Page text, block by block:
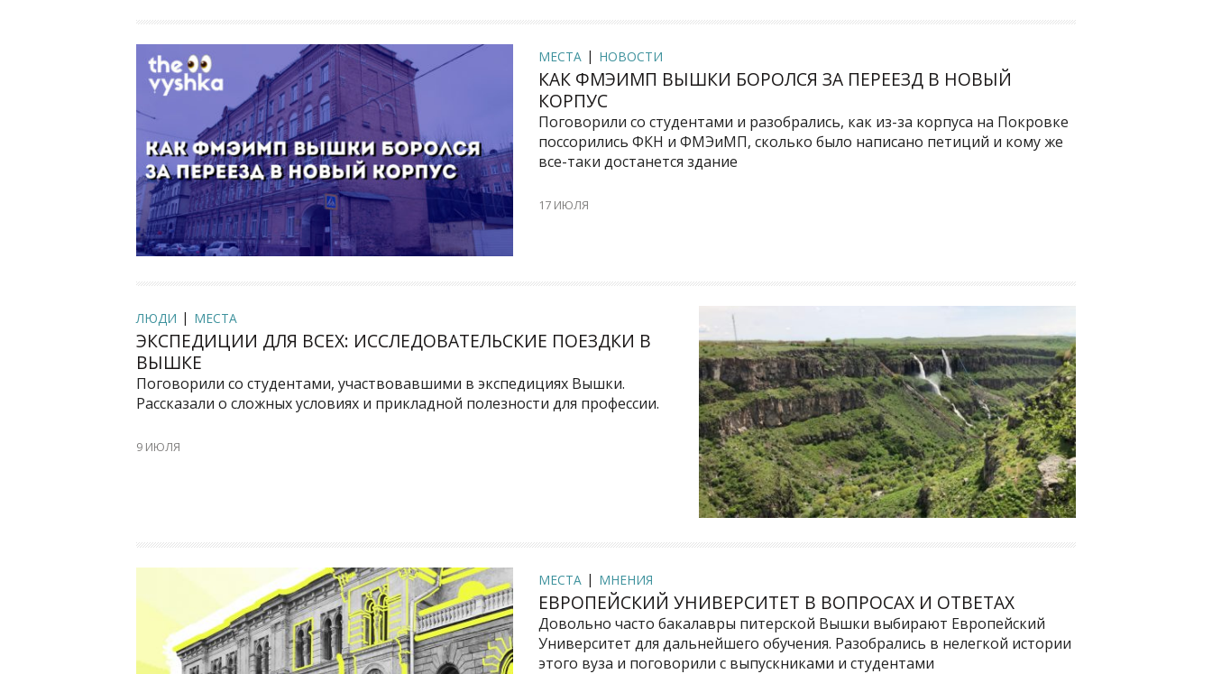
МЕСТА НОВОСТИ
КАК ФМЭИМП ВЫШКИ БОРОЛСЯ ЗА ПЕРЕЕЗД В НОВЫЙ
КОРПУС
Поговорили со студентами и разобрались, как из-за корпуса на Покровке
поссорились ФКН и ФМЭиМП, сколько было написано петиций и кому же
все-таки достанется здание
17 ИЮЛЯ
ЛЮДИ МЕСТА
ЭКСПЕДИЦИИ ДЛЯ ВСЕХ: ИССЛЕДОВАТЕЛЬСКИЕ ПОЕЗДКИ В
ВЫШКЕ
Поговорили со студентами, участвовавшими в экспедициях Вышки.
Рассказали о сложных условиях и прикладной полезности для профессии.
9 ИЮЛЯ
МЕСТА МНЕНИЯ
ЕВРОПЕЙСКИЙ УНИВЕРСИТЕТ В ВОПРОСАХ И ОТВЕТАХ
Довольно часто бакалавры питерской Вышки выбирают Европейский
Университет для дальнейшего обучения. Разобрались в нелегкой истории
этого вуза и поговорили с выпускниками и студентами